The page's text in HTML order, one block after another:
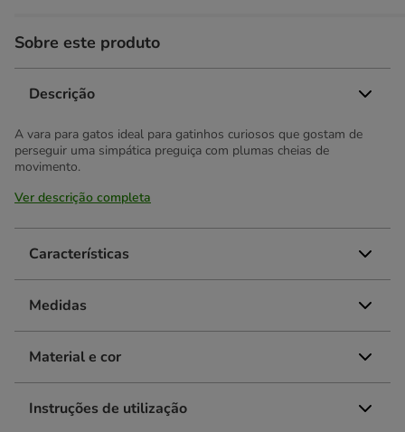
Sobre este produto
Descrição
A vara para gatos ideal para gatinhos curiosos que gostam de
perseguir uma simpática preguiça com plumas cheias de
movimento.
Ver descrição completa
Características
Medidas
Material e cor
Instruções de utilização